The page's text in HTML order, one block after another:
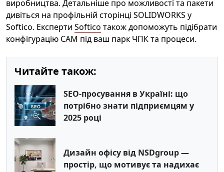
виробництва. Детальніше про можливості та пакети
дивіться на профільній сторінці SOLIDWORKS у
Softico. Експерти Softico також допоможуть підібрати
конфігурацію CAM під ваш парк ЧПК та процеси.
Читайте також:
SEO-просування в Україні: що
потрібно знати підприємцям у
2025 році
Дизайн офісу від NSDgroup —
простір, що мотивує та надихає